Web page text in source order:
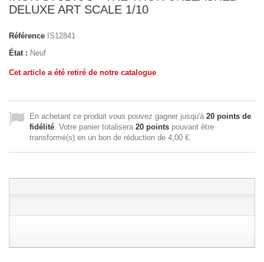
DELUXE ART SCALE 1/10
Référence IS12841
État : Neuf
Cet article a été retiré de notre catalogue
En achetant ce produit vous pouvez gagner jusqu'à 20 points de
fidélité . Votre panier totalisera 20 points pouvant être
transformé(s) en un bon de réduction de 4,00 €